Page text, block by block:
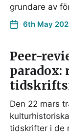
grundare av
6th May
Peer-
paradox:
Den 22 mars
tidskrifter i de